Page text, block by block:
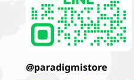
@paradigmistore